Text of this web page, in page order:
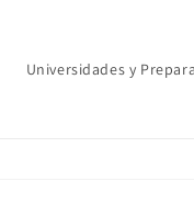
Universidades y